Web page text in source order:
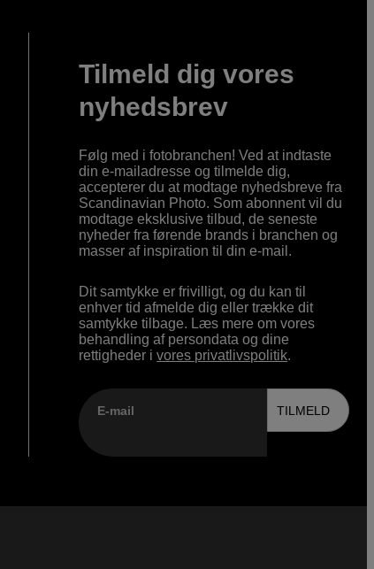
Tilmeld dig vores
nyhedsbrev
Følg med i fotobranchen! Ved at indtaste
din e-mailadresse og tilmelde dig,
accepterer du at modtage nyhedsbreve fra
Scandinavian Photo. Som abonnent vil du
modtage eksklusive tilbud, de seneste
nyheder fra førende brands i branchen og
masser af inspiration til din e-mail.
Dit samtykke er frivilligt, og du kan til
enhver tid afmelde dig eller trække dit
samtykke tilbage. Læs mere om vores
behandling af persondata og dine
rettigheder ivores privatlivspolitik.
E-mail TILMELD